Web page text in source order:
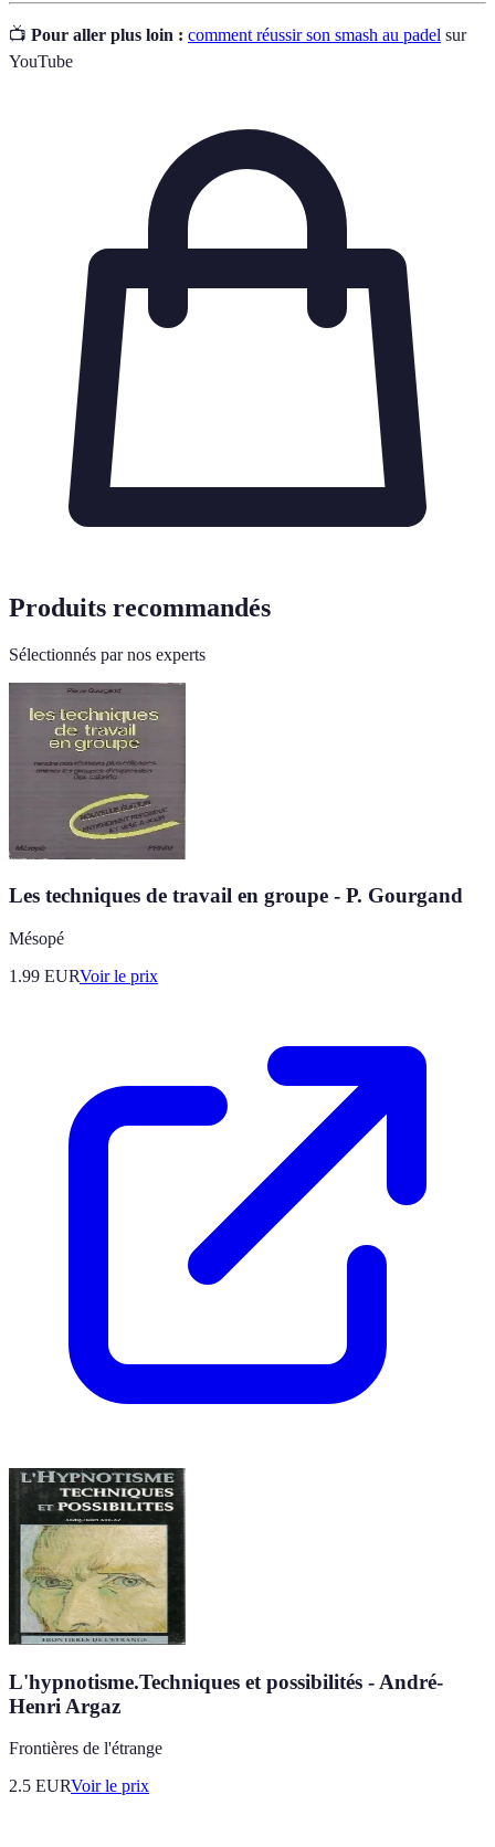
📺 Pour aller plus loin : comment réussir son smash au padel sur
YouTube
Produits recommandés
Sélectionnés par nos experts
Les techniques de travail en groupe - P. Gourgand
Mésopé
1.99 EURVoir le prix
L'hypnotisme.Techniques et possibilités - André-
Henri Argaz
Frontières de l'étrange
2.5 EURVoir le prix